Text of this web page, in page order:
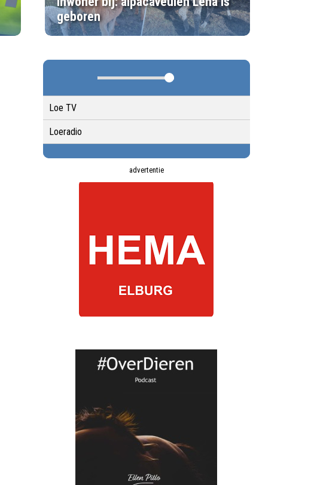
geboren
Loe TV
Loeradio
advertentie